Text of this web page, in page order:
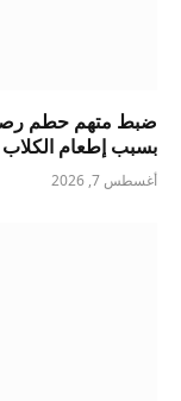
ضبط متهم حطم
بسبب إطعام الكلاب
أغسطس 7, 2026